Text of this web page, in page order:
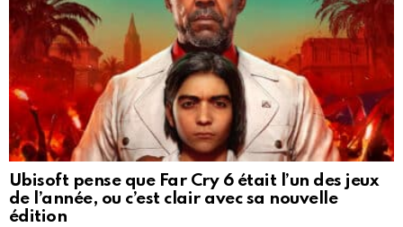
Ubisoft pense que Far Cry 6 était l’un des jeux
de l’année, ou c’est clair avec sa nouvelle
édition